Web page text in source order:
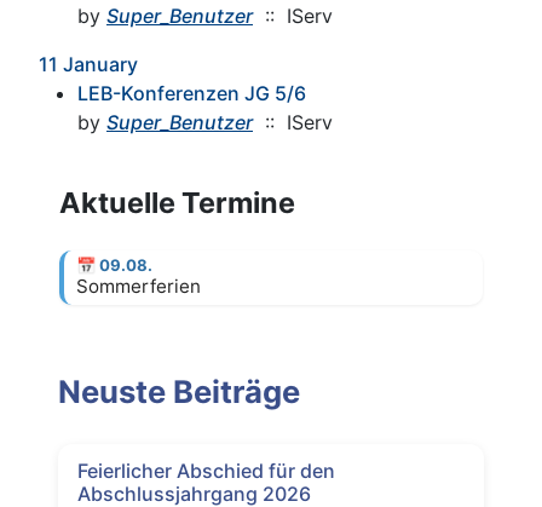
by Super_Benutzer:: IServ
11 January
LEB-Konferenzen JG 5/6
by Super_Benutzer:: IServ
Aktuelle Termine
📅 09.08.
Sommerferien
Neuste Beiträge
Feierlicher Abschied für den
Abschlussjahrgang 2026